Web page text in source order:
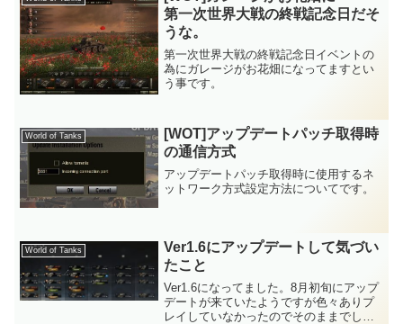
第一次世界大戦の終戦記念日だそ
うな。
第一次世界大戦の終戦記念日イベントの
為にガレージがお花畑になってますとい
う事です。
World of Tanks
[WOT]アップデートパッチ取得時
の通信方式
アップデートパッチ取得時に使用するネ
ットワーク方式設定方法についてです。
World of Tanks
Ver1.6にアップデートして気づい
たこと
Ver1.6になってました。8月初旬にアップ
デートが来ていたようですが色々ありプ
レイしていなかったのでそのままでし